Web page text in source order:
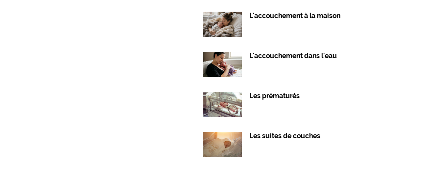
L'accouchement à la maison
L'accouchement dans l'eau
Les prématurés
Les suites de couches